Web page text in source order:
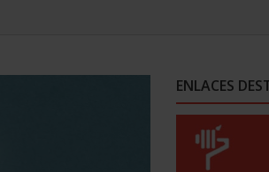
ENLACES